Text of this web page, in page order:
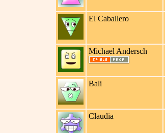
El Caballero
Michael Andersch
Bali
Claudia